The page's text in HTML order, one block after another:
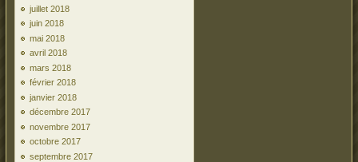
juillet 2018
juin 2018
mai 2018
avril 2018
mars 2018
février 2018
janvier 2018
décembre 2017
novembre 2017
octobre 2017
septembre 2017